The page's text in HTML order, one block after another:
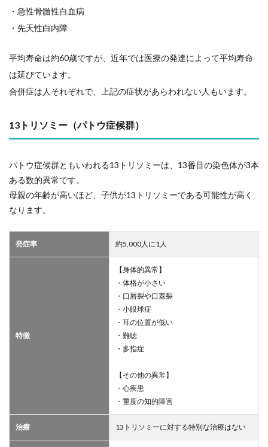
・急性骨髄性白血病
・先天性白内障
平均寿命は約60歳ですが、近年では医療の発達によって平均寿命
は延びています。
合併症は人それぞれで、上記の症状があらわれない人もいます。
13トリソミー（パトウ症候群）
パトウ症候群ともいわれる13トリソミーは、13番目の染色体が3本
ある数的異常です。
母親の年齢が高いほど、子供が13トリソミーである可能性が高く
なります。
発症率 約5,000人に1人
特徴
【身体的異常】
・体格が小さい
・口唇裂や口蓋裂
・小眼球症
・耳の位置が低い
・難聴
・多指症
【その他の異常】
・心疾患
・重度の知的障害
治療 13トリソミーに対する特別な治療はない